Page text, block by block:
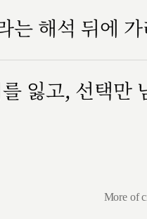
는 해석 뒤에
잃고, 선택만
More of